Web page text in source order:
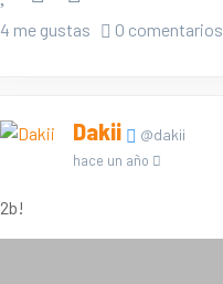
4 me gustas 0 comentarios
Dakii @dakii
hace un año
2b!